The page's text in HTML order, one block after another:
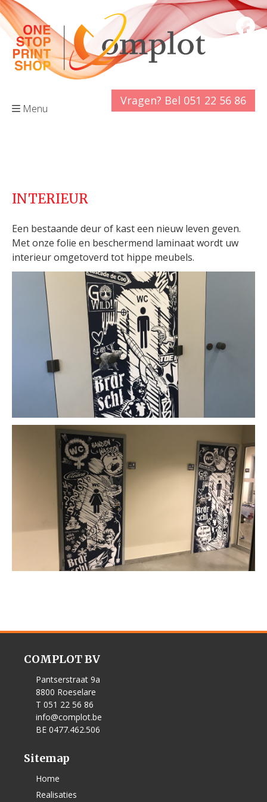
Menu
Vragen? Bel 051 22 56 86
INTERIEUR
Een bestaande deur of kast een nieuw leven geven.
Met onze folie en beschermend laminaat wordt uw
interieur omgetoverd tot hippe meubels.
COMPLOT BV
Pantserstraat 9a
8800 Roeselare
T 051 22 56 86
info@complot.be
BE 0477.462.506
Sitemap
Home
Realisaties